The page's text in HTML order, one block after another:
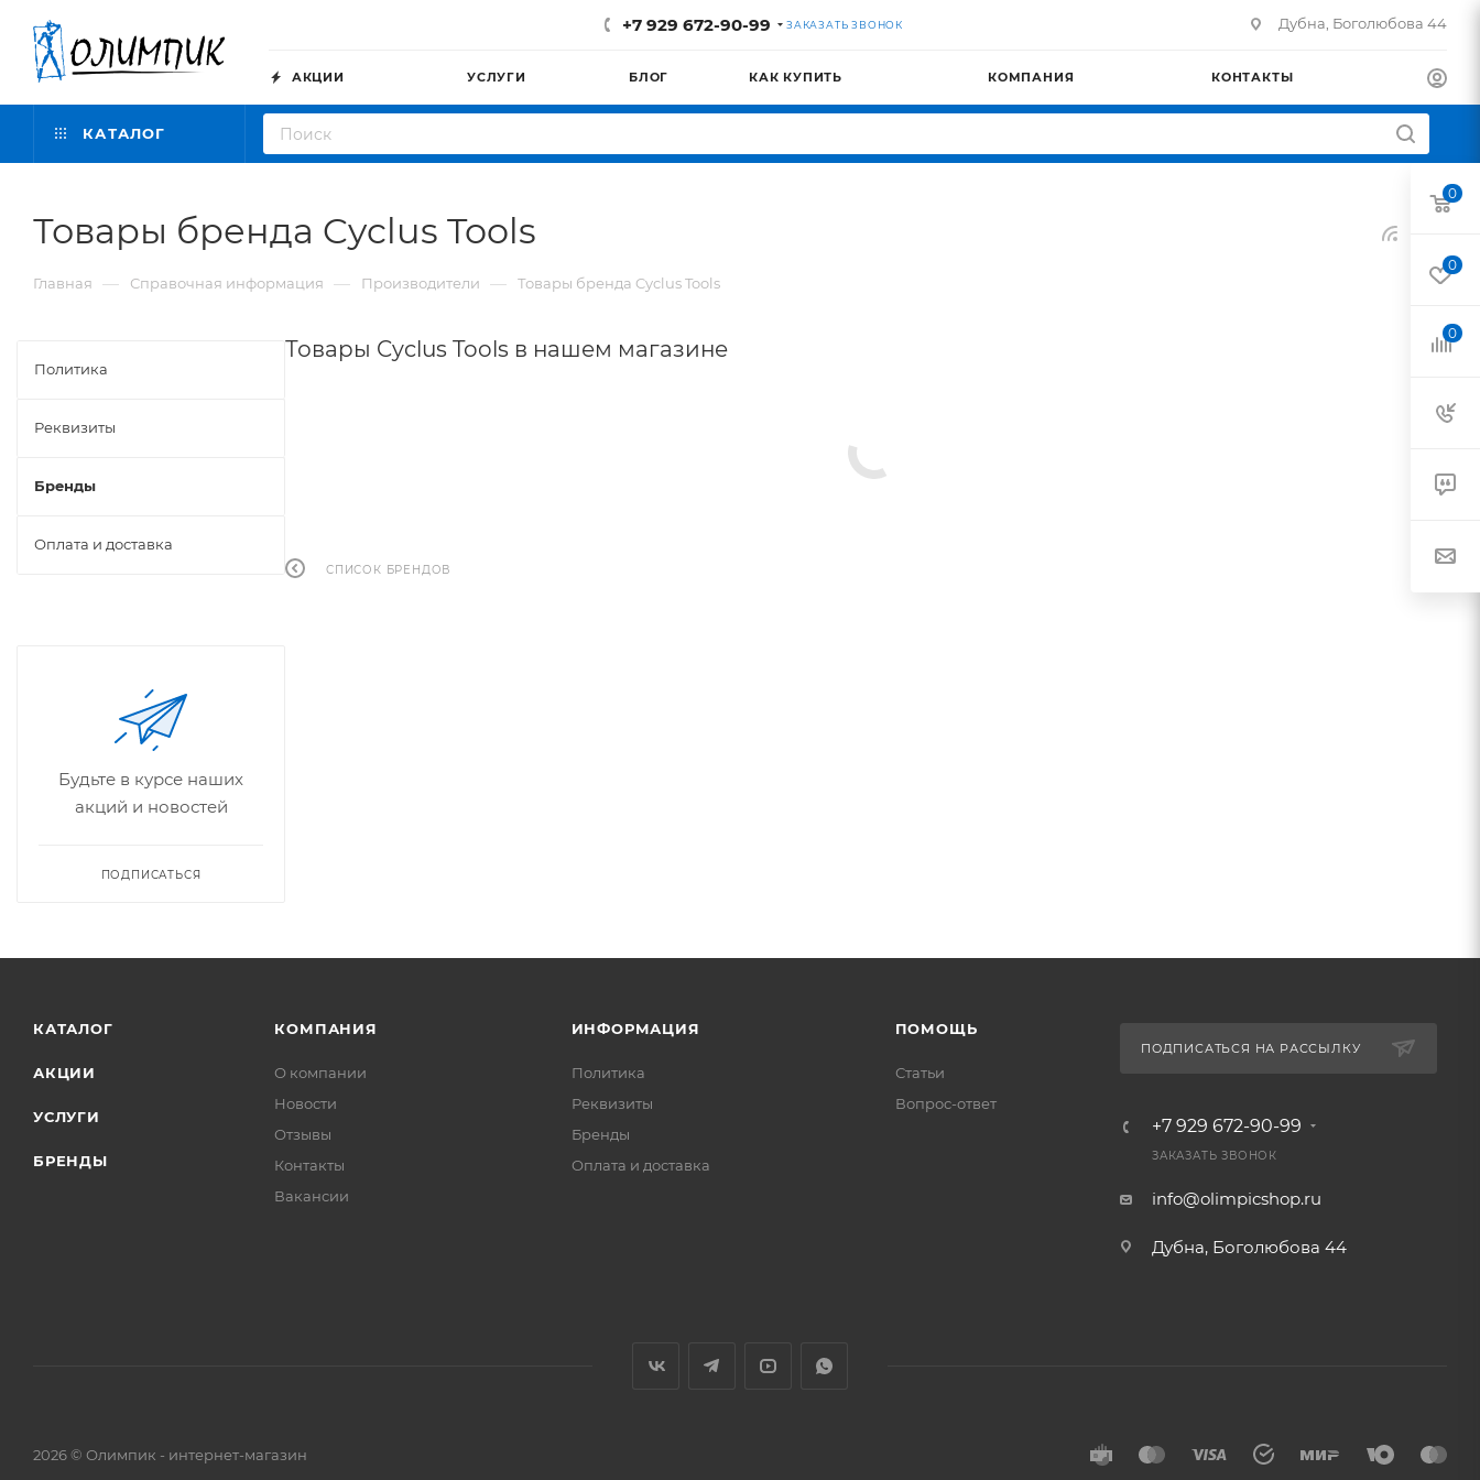
+7 929 672-90-99 ЗАКАЗАТЬ ЗВОНОК Дубна, Боголюбова 44
АКЦИИ УСЛУГИ БЛОГ КАК КУПИТЬ КОМПАНИЯ КОНТАКТЫ
КАТАЛОГ
Товары бренда Cyclus Tools
Главная — Справочная информация — Производители — Товары бренда Cyclus Tools
Товары Cyclus Tools в нашем магазине
СПИСОК БРЕНДОВ
Политика
Реквизиты
Бренды
Оплата и доставка
Будьте в курсе наших
акций и новостей
ПОДПИСАТЬСЯ
КАТАЛОГ
АКЦИИ
УСЛУГИ
БРЕНДЫ
КОМПАНИЯ
О компании
Новости
Отзывы
Контакты
Вакансии
ИНФОРМАЦИЯ
Политика
Реквизиты
Бренды
Оплата и доставка
ПОМОЩЬ
Статьи
Вопрос-ответ
ПОДПИСАТЬСЯ НА РАССЫЛКУ
+7 929 672-90-99
ЗАКАЗАТЬ ЗВОНОК
info@olimpicshop.ru
Дубна, Боголюбова 44
2026 © Олимпик - интернет-магазин
0
0
0